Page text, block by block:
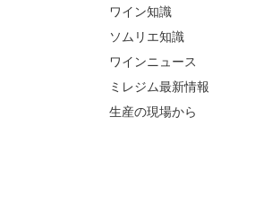
ワイン知識
ソムリエ知識
ワインニュース
ミレジム最新情報
生産の現場から